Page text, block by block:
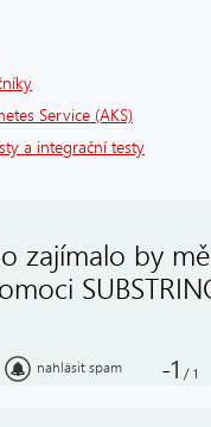
Service (AKS)
a integrační testy
zajímalo by
nahlásit spam -1 / 1